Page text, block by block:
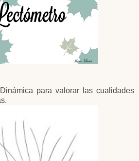
para valorar las cualidades